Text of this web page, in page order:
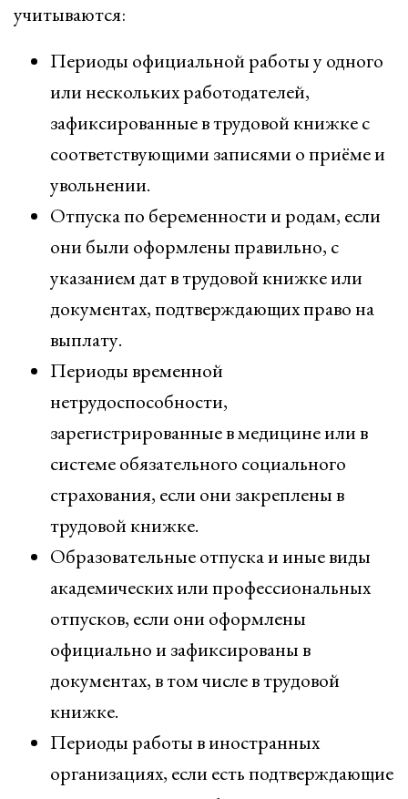
учитываются:
Периоды официальной работы у одного
или нескольких работодателей,
зафиксированные в трудовой книжке с
соответствующими записями о приёме и
увольнении.
Отпуска по беременности и родам, если
они были оформлены правильно, с
указанием дат в трудовой книжке или
документах, подтверждающих право на
выплату.
Периоды временной
нетрудоспособности,
зарегистрированные в медицине или в
системе обязательного социального
страхования, если они закреплены в
трудовой книжке.
Образовательные отпуска и иные виды
академических или профессиональных
отпусков, если они оформлены
официально и зафиксированы в
документах, в том числе в трудовой
книжке.
Периоды работы в иностранных
организациях, если есть подтверждающие